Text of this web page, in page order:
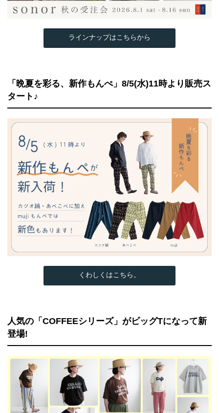
ラインナップはこちらから
「晩夏を彩る、新作もんぺ」8/5(水)11時より販売ス
タート♪
くわしくはこちら。
人気の「COFFEEシリーズ」がビッグTになって新
登場!